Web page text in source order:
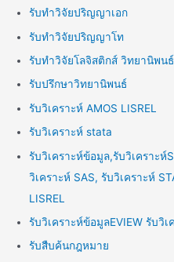
รับทำวิจัยปริญญาเอก
รับทำวิจัยปริญญาโท
รับทำวิจัยโลจิสติกส์ วิทยานิพน
รับปรึกษาวิทยานิพนธ์
รับวิเคราะห์ AMOS LISREL
รับวิเคราะห์ stata
รับวิเคราะห์ข้อมูล,รับวิเคราะห์
วิเคราะห์ SAS, รับวิเคราะห์
LISREL
รับวิเคราะห์ข้อมูลEVIEW รับวิเ
รับสืบค้นกฎหมาย